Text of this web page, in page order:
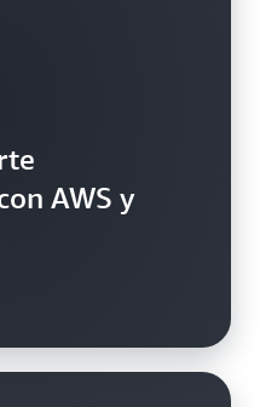
AWS y